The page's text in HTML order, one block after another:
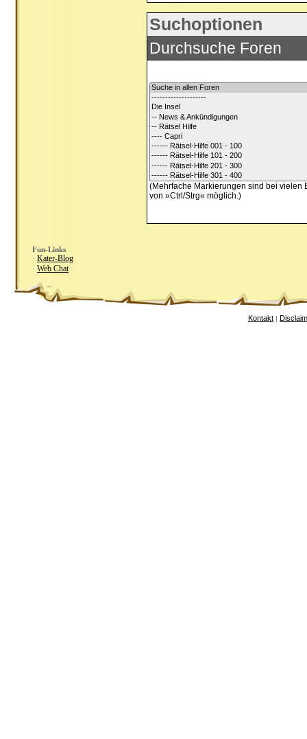
Fun-Links
· Kater-Blog
· Web Chat
Suchoptionen
Durchsuche Foren
(Mehrfache Markierungen sind bei vielen
von »Ctrl/Strg« möglich.)
Kontakt |